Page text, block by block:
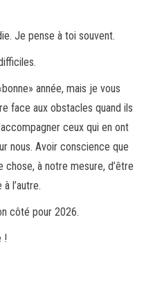
Je pense à toi souvent.
année, mais je vous
face aux obstacles quand ils
ceux qui en ont
nous. Avoir conscience que
chose, à notre mesure, d’être
l’autre.
côté pour 2026.
!